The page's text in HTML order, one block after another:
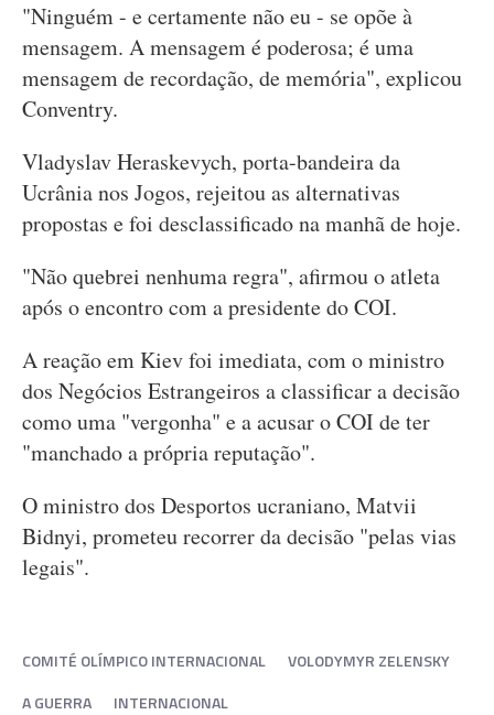
"Ninguém - e certamente não eu - se opõe à
mensagem. A mensagem é poderosa; é uma
mensagem de recordação, de memória", explicou
Conventry.
Vladyslav Heraskevych, porta-bandeira da
Ucrânia nos Jogos, rejeitou as alternativas
propostas e foi desclassificado na manhã de hoje.
"Não quebrei nenhuma regra", afirmou o atleta
após o encontro com a presidente do COI.
A reação em Kiev foi imediata, com o ministro
dos Negócios Estrangeiros a classificar a decisão
como uma "vergonha" e a acusar o COI de ter
"manchado a própria reputação".
O ministro dos Desportos ucraniano, Matvii
Bidnyi, prometeu recorrer da decisão "pelas vias
legais".
COMITÉ OLÍMPICO INTERNACIONAL
VOLODYMYR ZELENSKY
A GUERRA
INTERNACIONAL